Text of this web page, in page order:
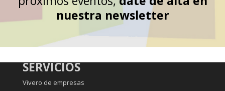
nuestra newsletter
SERVICIOS
Vivero de empresas